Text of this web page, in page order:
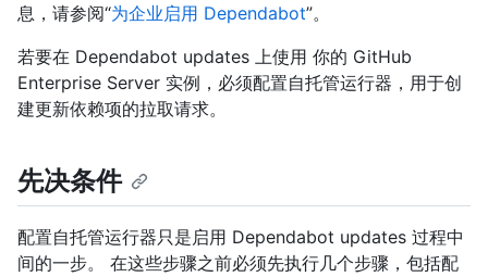
息，请参阅“为企业启用 Dependabot”。
若要在 Dependabot updates 上使用 你的 GitHub
Enterprise Server 实例，必须配置自托管运行器，用于创
建更新依赖项的拉取请求。
先决条件
配置自托管运行器只是启用 Dependabot updates 过程中
间的一步。 在这些步骤之前必须先执行几个步骤，包括配